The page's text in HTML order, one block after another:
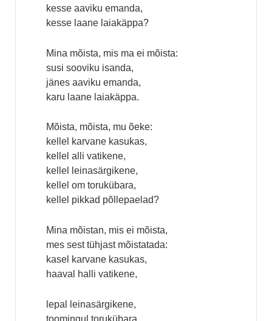
kesse aaviku emanda,
kesse laane laiakäppa?
Mina mõista, mis ma ei mõista:
susi sooviku isanda,
jänes aaviku emanda,
karu laane laiakäppa.
Mõista, mõista, mu õeke:
kellel karvane kasukas,
kellel alli vatikene,
kellel leinasärgikene,
kellel om torukübara,
kellel pikkad põllepaelad?
Mina mõistan, mis ei mõista,
mes sest tühjast mõistatada:
kasel karvane kasukas,
haaval halli vatikene,
lepal leinasärgikene,
toomingul torukübara,